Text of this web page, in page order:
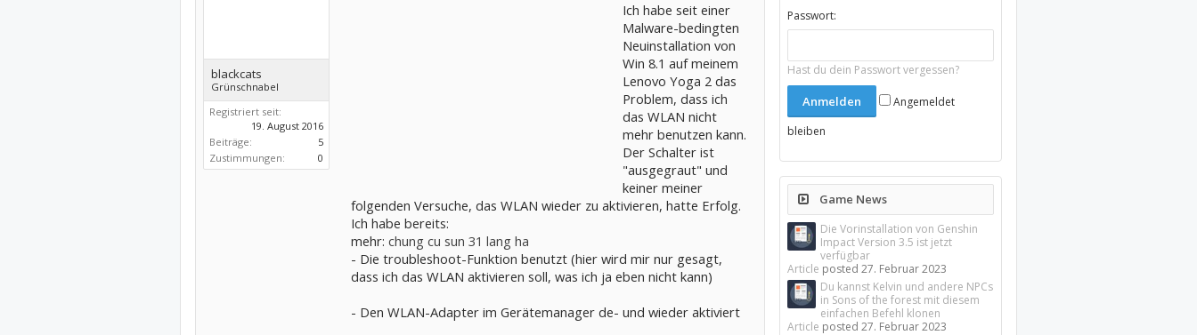
blackcats
Grünschnabel
Registriert seit:
19. August 2016
Beiträge:
5
Zustimmungen:
0
Ich habe seit einer
Malware-bedingten
Neuinstallation von
Win 8.1 auf meinem
Lenovo Yoga 2 das
Problem, dass ich
das WLAN nicht
mehr benutzen kann.
Der Schalter ist
"ausgegraut" und
keiner meiner
folgenden Versuche, das WLAN wieder zu aktivieren, hatte Erfolg.
Ich habe bereits:
mehr: chung cu sun 31 lang ha
- Die troubleshoot-Funktion benutzt (hier wird mir nur gesagt,
dass ich das WLAN aktivieren soll, was ich ja eben nicht kann)
- Den WLAN-Adapter im Gerätemanager de- und wieder aktiviert
Passwort:
Hast du dein Passwort vergessen?
Angemeldet
bleiben
Game News
Die Vorinstallation von Genshin
Impact Version 3.5 ist jetzt
verfügbar
Article posted27. Februar 2023
Du kannst Kelvin und andere NPCs
in Sons of the forest mit diesem
einfachen Befehl klonen
Article posted27. Februar 2023